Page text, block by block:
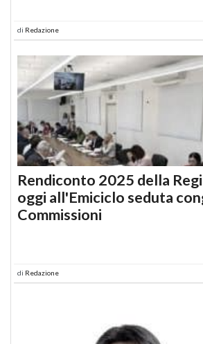
di Redazione
Rendiconto 2025 della
oggi all'Emiciclo seduta
Commissioni
di Redazione